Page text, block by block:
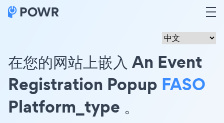
在您的网站上嵌入 An Event
Registration Popup FASO
Platform_type 。